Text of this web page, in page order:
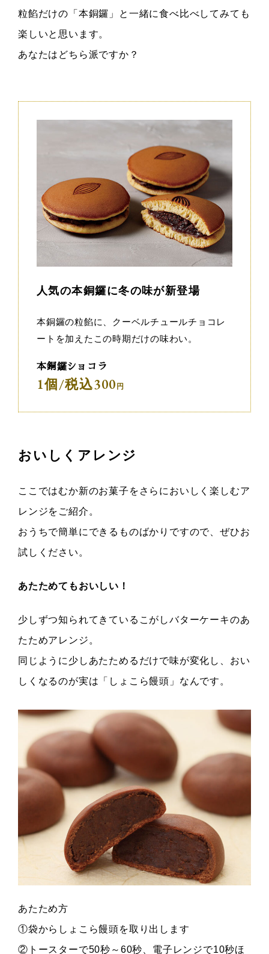
粒餡だけの「本銅鑼」と一緒に食べ比べしてみても
楽しいと思います。
あなたはどちら派ですか？
人気の本銅鑼に冬の味が新登場
本銅鑼の粒餡に、クーベルチュールチョコレ
ートを加えたこの時期だけの味わい。
本銅鑼ショコラ
1個/税込300
おいしくアレンジ
ここではむか新のお菓子をさらにおいしく楽しむア
レンジをご紹介。
おうちで簡単にできるものばかりですので、ぜひお
試しください。
あたためてもおいしい！
少しずつ知られてきているこがしバターケーキのあ
たためアレンジ。
同じように少しあたためるだけで味が変化し、おい
しくなるのが実は「しょこら饅頭」なんです。
あたため方
①袋からしょこら饅頭を取り出します
②トースターで50秒～60秒、電子レンジで10秒ほ